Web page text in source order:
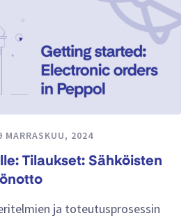
MARRASKUU, 2024
Tilaukset: Sähköisten
ja toteutusprosessin